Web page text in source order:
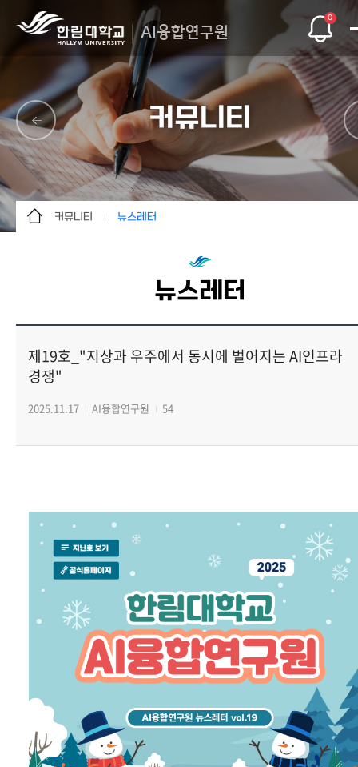
AI융합연구원
0
커뮤니티
커뮤니티
RLRC
커뮤니티
사이트맵
뉴스레터
갤러리
보도기사
뉴스레터
제19호_"지상과 우주에서 동시에 벌어지는 AI인프라
경쟁"
2025.11.17 AI융합연구원 54